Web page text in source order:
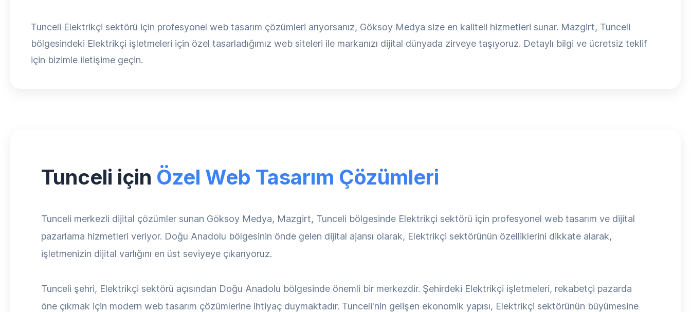
Tunceli Elektrikçi sektörü için profesyonel web tasarım çözümleri arıyorsanız, Göksoy Medya size en kaliteli hizmetleri sunar. Mazgirt, Tunceli
bölgesindeki Elektrikçi işletmeleri için özel tasarladığımız web siteleri ile markanızı dijital dünyada zirveye taşıyoruz. Detaylı bilgi ve ücretsiz teklif
için bizimle iletişime geçin.
Tunceli için Özel Web Tasarım Çözümleri
Tunceli merkezli dijital çözümler sunan Göksoy Medya, Mazgirt, Tunceli bölgesinde Elektrikçi sektörü için profesyonel web tasarım ve dijital
pazarlama hizmetleri veriyor. Doğu Anadolu bölgesinin önde gelen dijital ajansı olarak, Elektrikçi sektörünün özelliklerini dikkate alarak,
işletmenizin dijital varlığını en üst seviyeye çıkarıyoruz.
Tunceli şehri, Elektrikçi sektörü açısından Doğu Anadolu bölgesinde önemli bir merkezdir. Şehirdeki Elektrikçi işletmeleri, rekabetçi pazarda
öne çıkmak için modern web tasarım çözümlerine ihtiyaç duymaktadır. Tunceli'nin gelişen ekonomik yapısı, Elektrikçi sektörünün büyümesine